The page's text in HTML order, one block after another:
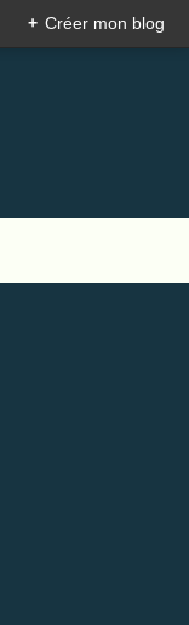
+ Créer mon blog